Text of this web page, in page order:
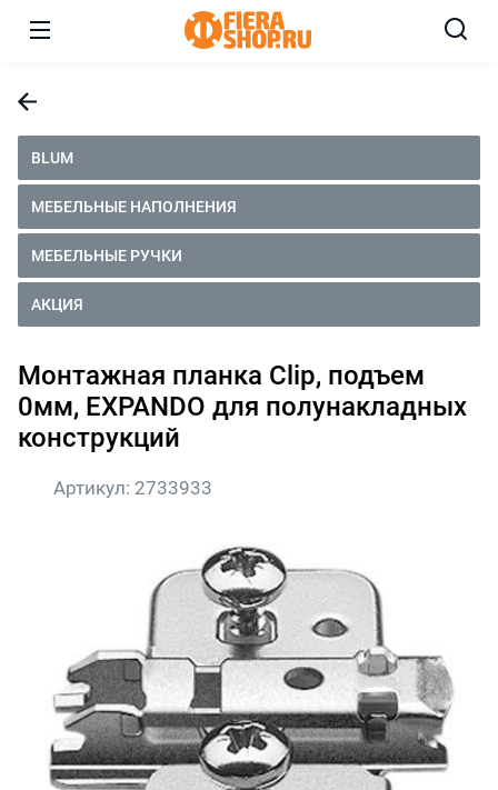
BLUM
МЕБЕЛЬНЫЕ НАПОЛНЕНИЯ
МЕБЕЛЬНЫЕ РУЧКИ
АКЦИЯ
Монтажная планка Clip, подъем
0мм, EXPANDO для полунакладных
конструкций
Артикул: 2733933